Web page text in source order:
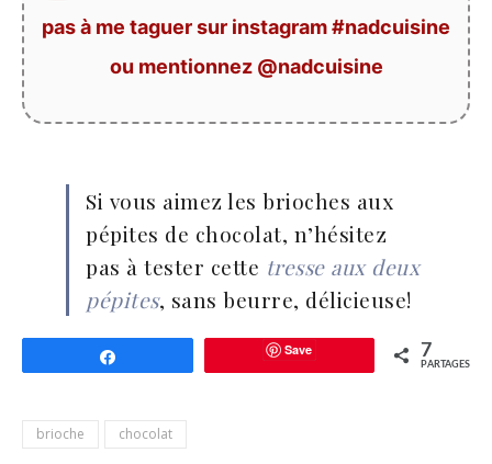
pas à me taguer sur instagram #nadcuisine
ou mentionnez @nadcuisine
Si vous aimez les brioches aux
pépites de chocolat, n’hésitez
pas à tester cette tresse aux deux
pépites, sans beurre, délicieuse!
Save 7
PARTAGES
brioche chocolat